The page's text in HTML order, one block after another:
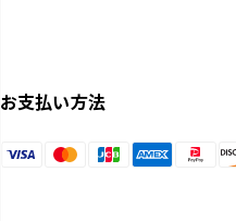
お支払い方法